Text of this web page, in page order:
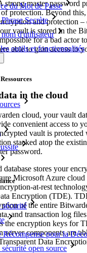
du Mot de Passe
Secrète
nom d'utilisateur
outils et fonctionnalités
Récompense pour la
open source
strong master password
protection. Beyond
and protection
vault is stored in the
for a bad actor
able to gain access to
in the cloud
cloud, your vault
convenient access to
vault is
stacked atop the
password.
stores your
Microsoft Azure
at-rest
Encryption (TDE).
of the entire
and transaction log
the encryption keys for
components are
Data